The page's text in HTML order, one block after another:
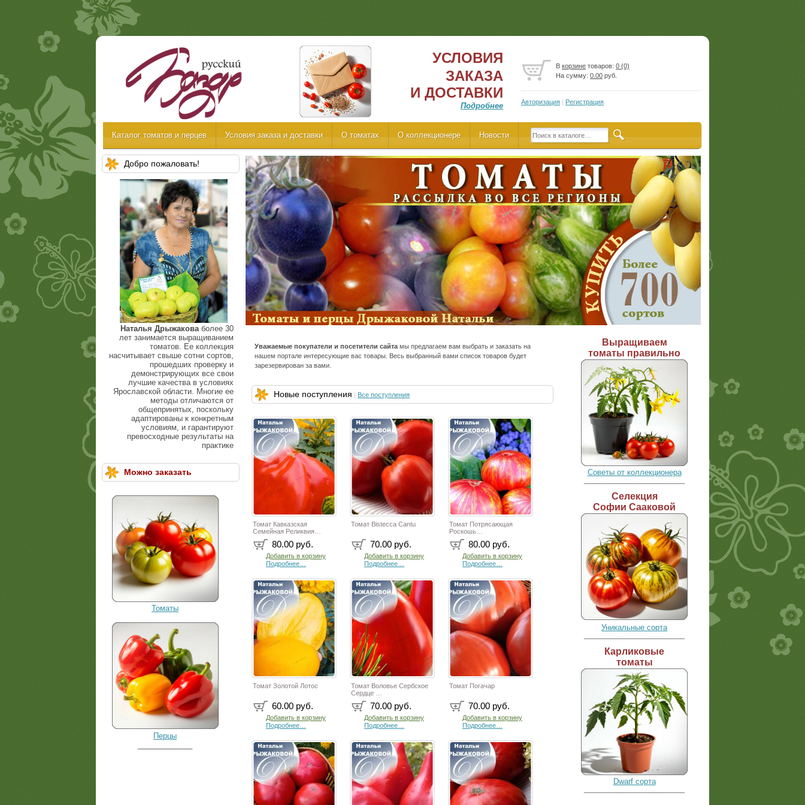
В корзине товаров: 0 (0)
На сумму: 0.00 руб.
УСЛОВИЯ
ЗАКАЗА
И ДОСТАВКИ
Подробнее Авторизация | Регистрация
Каталог томатов и перцев Условия заказа и доставки О томатах О коллекционере Новости
Добро пожаловать!
Наталья Дрыжаковаболее 30
лет занимается выращиванием
томатов. Ее коллекция
насчитывает свыше сотни сортов,
прошедших проверку и
демонстрирующих все свои
лучшие качества в условиях
Ярославской области. Многие ее
методы отличаются от
общепринятых, поскольку
адаптированы к конкретным
условиям, и гарантируют
превосходные результаты на
практике
Можно заказать
Томаты
Перцы
Уважаемые покупатели и посетители сайта мы предлагаем вам выбрать и заказать на
нашем портале интересующие вас товары. Весь выбранный вами список товаров будет
зарезервирован за вами.
Новые поступления | Все поступления
Томат Кавказская
Семейная Реликвия…
80.00 руб.
Добавить в корзину
Подробнее…
Томат Bistecca Cantu
70.00 руб.
Добавить в корзину
Подробнее…
Томат Потрясающая
Роскошь…
80.00 руб.
Добавить в корзину
Подробнее…
Томат Золотой Лотос
60.00 руб.
Добавить в корзину
Подробнее…
Томат Воловье Сербское
Сердце …
70.00 руб.
Добавить в корзину
Подробнее…
Томат Погачар
70.00 руб.
Добавить в корзину
Подробнее…
Выращиваем
томаты правильно
Советы от коллекционера
Селекция
Софии Сааковой
Уникальные сорта
Карликовые
томаты
Dwarf сорта